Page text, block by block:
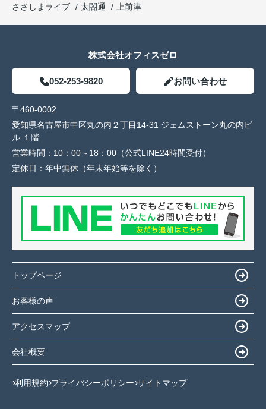
ささしまライブ
太閤通 上前津
株式会社オフィスゼロ
052-253-9820 お問い合わせ
〒460-0002
愛知県名古屋市中区丸の内２丁目14-31 ジェムストーン丸の内ビ
ル １階
営業時間： 10：00～18：00（公式LINE24時間受付）
定休日： 年中無休（年末年始等を除く）
トップページ
お客様の声
アクセスマップ
会社概要
利用規約 プライバシーポリシー サイトマップ